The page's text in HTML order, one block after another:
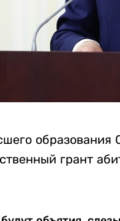
образования
грант